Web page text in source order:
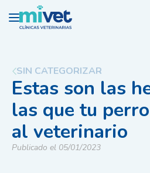
SIN CATEGORIZAR
Estas son las
las que tu
al veterinario
Publicado el 05/01/2023